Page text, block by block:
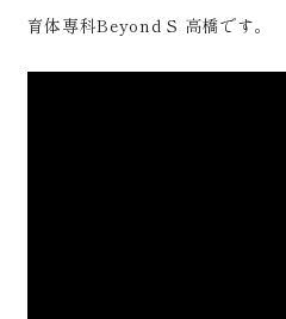
育体専科Beyond S 高橋です。